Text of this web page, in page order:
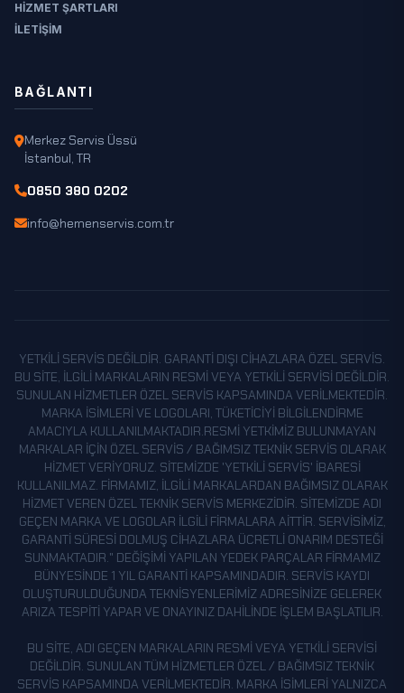
HIZMET ŞARTLARI
İLETIŞIM
BAĞLANTI
Merkez Servis Üssü
İstanbul, TR
0850 380 0202
info@hemenservis.com.tr
YETKILI SERVIS DEĞILDIR. GARANTI DIŞI CIHAZLARA ÖZEL SERVIS.
BU SITE, ILGILI MARKALARIN RESMI VEYA YETKILI SERVISI DEĞILDIR.
SUNULAN HIZMETLER ÖZEL SERVIS KAPSAMINDA VERILMEKTEDIR.
MARKA ISIMLERI VE LOGOLARI, TÜKETICIYI BILGILENDIRME
AMACIYLA KULLANILMAKTADIR.RESMI YETKIMIZ BULUNMAYAN
MARKALAR IÇIN ÖZEL SERVIS / BAĞIMSIZ TEKNIK SERVIS OLARAK
HIZMET VERIYORUZ. SITEMIZDE 'YETKILI SERVIS' IBARESI
KULLANILMAZ. FIRMAMIZ, ILGILI MARKALARDAN BAĞIMSIZ OLARAK
HIZMET VEREN ÖZEL TEKNIK SERVIS MERKEZIDIR. SITEMIZDE ADI
GEÇEN MARKA VE LOGOLAR ILGILI FIRMALARA AITTIR. SERVISIMIZ,
GARANTI SÜRESI DOLMUŞ CIHAZLARA ÜCRETLI ONARIM DESTEĞI
SUNMAKTADIR." DEĞIŞIMI YAPILAN YEDEK PARÇALAR FIRMAMIZ
BÜNYESINDE 1 YIL GARANTI KAPSAMINDADIR. SERVIS KAYDI
OLUŞTURULDUĞUNDA TEKNISYENLERIMIZ ADRESINIZE GELEREK
ARIZA TESPITI YAPAR VE ONAYINIZ DAHILINDE IŞLEM BAŞLATILIR.
BU SITE, ADI GEÇEN MARKALARIN RESMI VEYA YETKILI SERVISI
DEĞILDIR. SUNULAN TÜM HIZMETLER ÖZEL / BAĞIMSIZ TEKNIK
SERVIS KAPSAMINDA VERILMEKTEDIR. MARKA ISIMLERI YALNIZCA